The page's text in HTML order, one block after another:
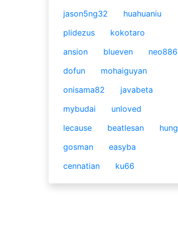
jason5ng32
huahuaniu
plidezus
kokotaro
ansion
blueven
neo886
dofun
mohaiguyan
onisama82
javabeta
mybudai
unloved
lecause
beatlesan
hung
gosman
easyba
cennatian
ku66